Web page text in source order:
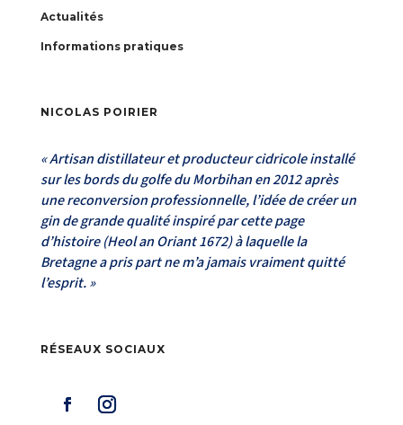
Actualités
Informations pratiques
NICOLAS POIRIER
« Artisan distillateur et producteur cidricole installé
sur les bords du golfe du Morbihan en 2012 après
une reconversion professionnelle, l’idée de créer un
gin de grande qualité inspiré par cette page
d’histoire (Heol an Oriant 1672) à laquelle la
Bretagne a pris part ne m’a jamais vraiment quitté
l’esprit. »
RÉSEAUX SOCIAUX